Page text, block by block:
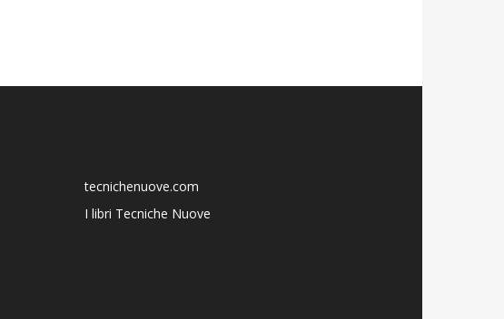
tecnichenuove.com
I libri Tecniche Nuove